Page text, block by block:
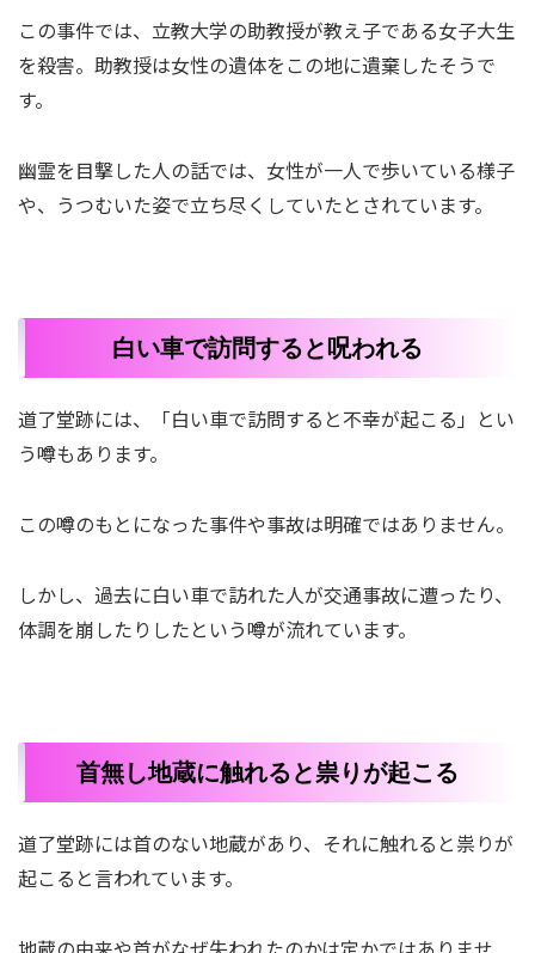
この事件では、立教大学の助教授が教え子である女子大生
を殺害。助教授は女性の遺体をこの地に遺棄したそうで
す。
幽霊を目撃した人の話では、女性が一人で歩いている様子
や、うつむいた姿で立ち尽くしていたとされています。
白い車で訪問すると呪われる
道了堂跡には、「白い車で訪問すると不幸が起こる」とい
う噂もあります。
この噂のもとになった事件や事故は明確ではありません。
しかし、過去に白い車で訪れた人が交通事故に遭ったり、
体調を崩したりしたという噂が流れています。
首無し地蔵に触れると祟りが起こる
道了堂跡には首のない地蔵があり、それに触れると祟りが
起こると言われています。